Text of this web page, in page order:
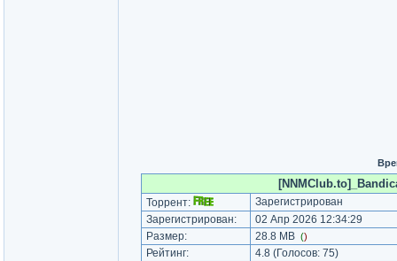
Торрент:
Зарегистрирован
Зарегистрирован:
02 Апр 2026 12:34:29
Размер:
28.8 MB ()
Рейтинг: 4.8 (Голосов: 75)